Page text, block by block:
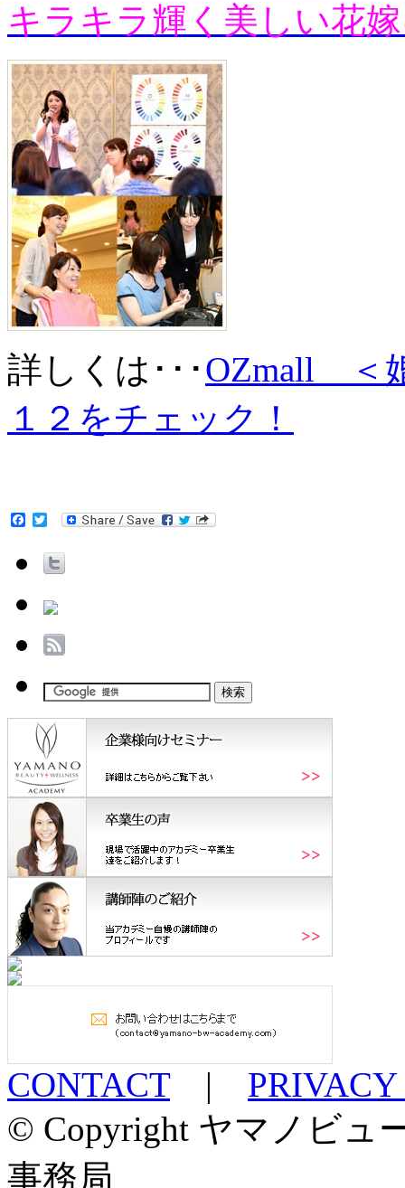
キラキラ輝く美しい花
詳しくは･･･OZmall ＜
１２をチェック！
Facebook
Twitter
CONTACT|
© Copyright ヤマノビュ
事務局